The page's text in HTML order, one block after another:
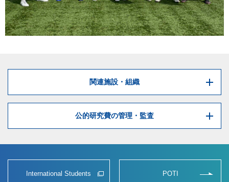
関連施設・組織
公的研究費の管理・監査
International Students POTI